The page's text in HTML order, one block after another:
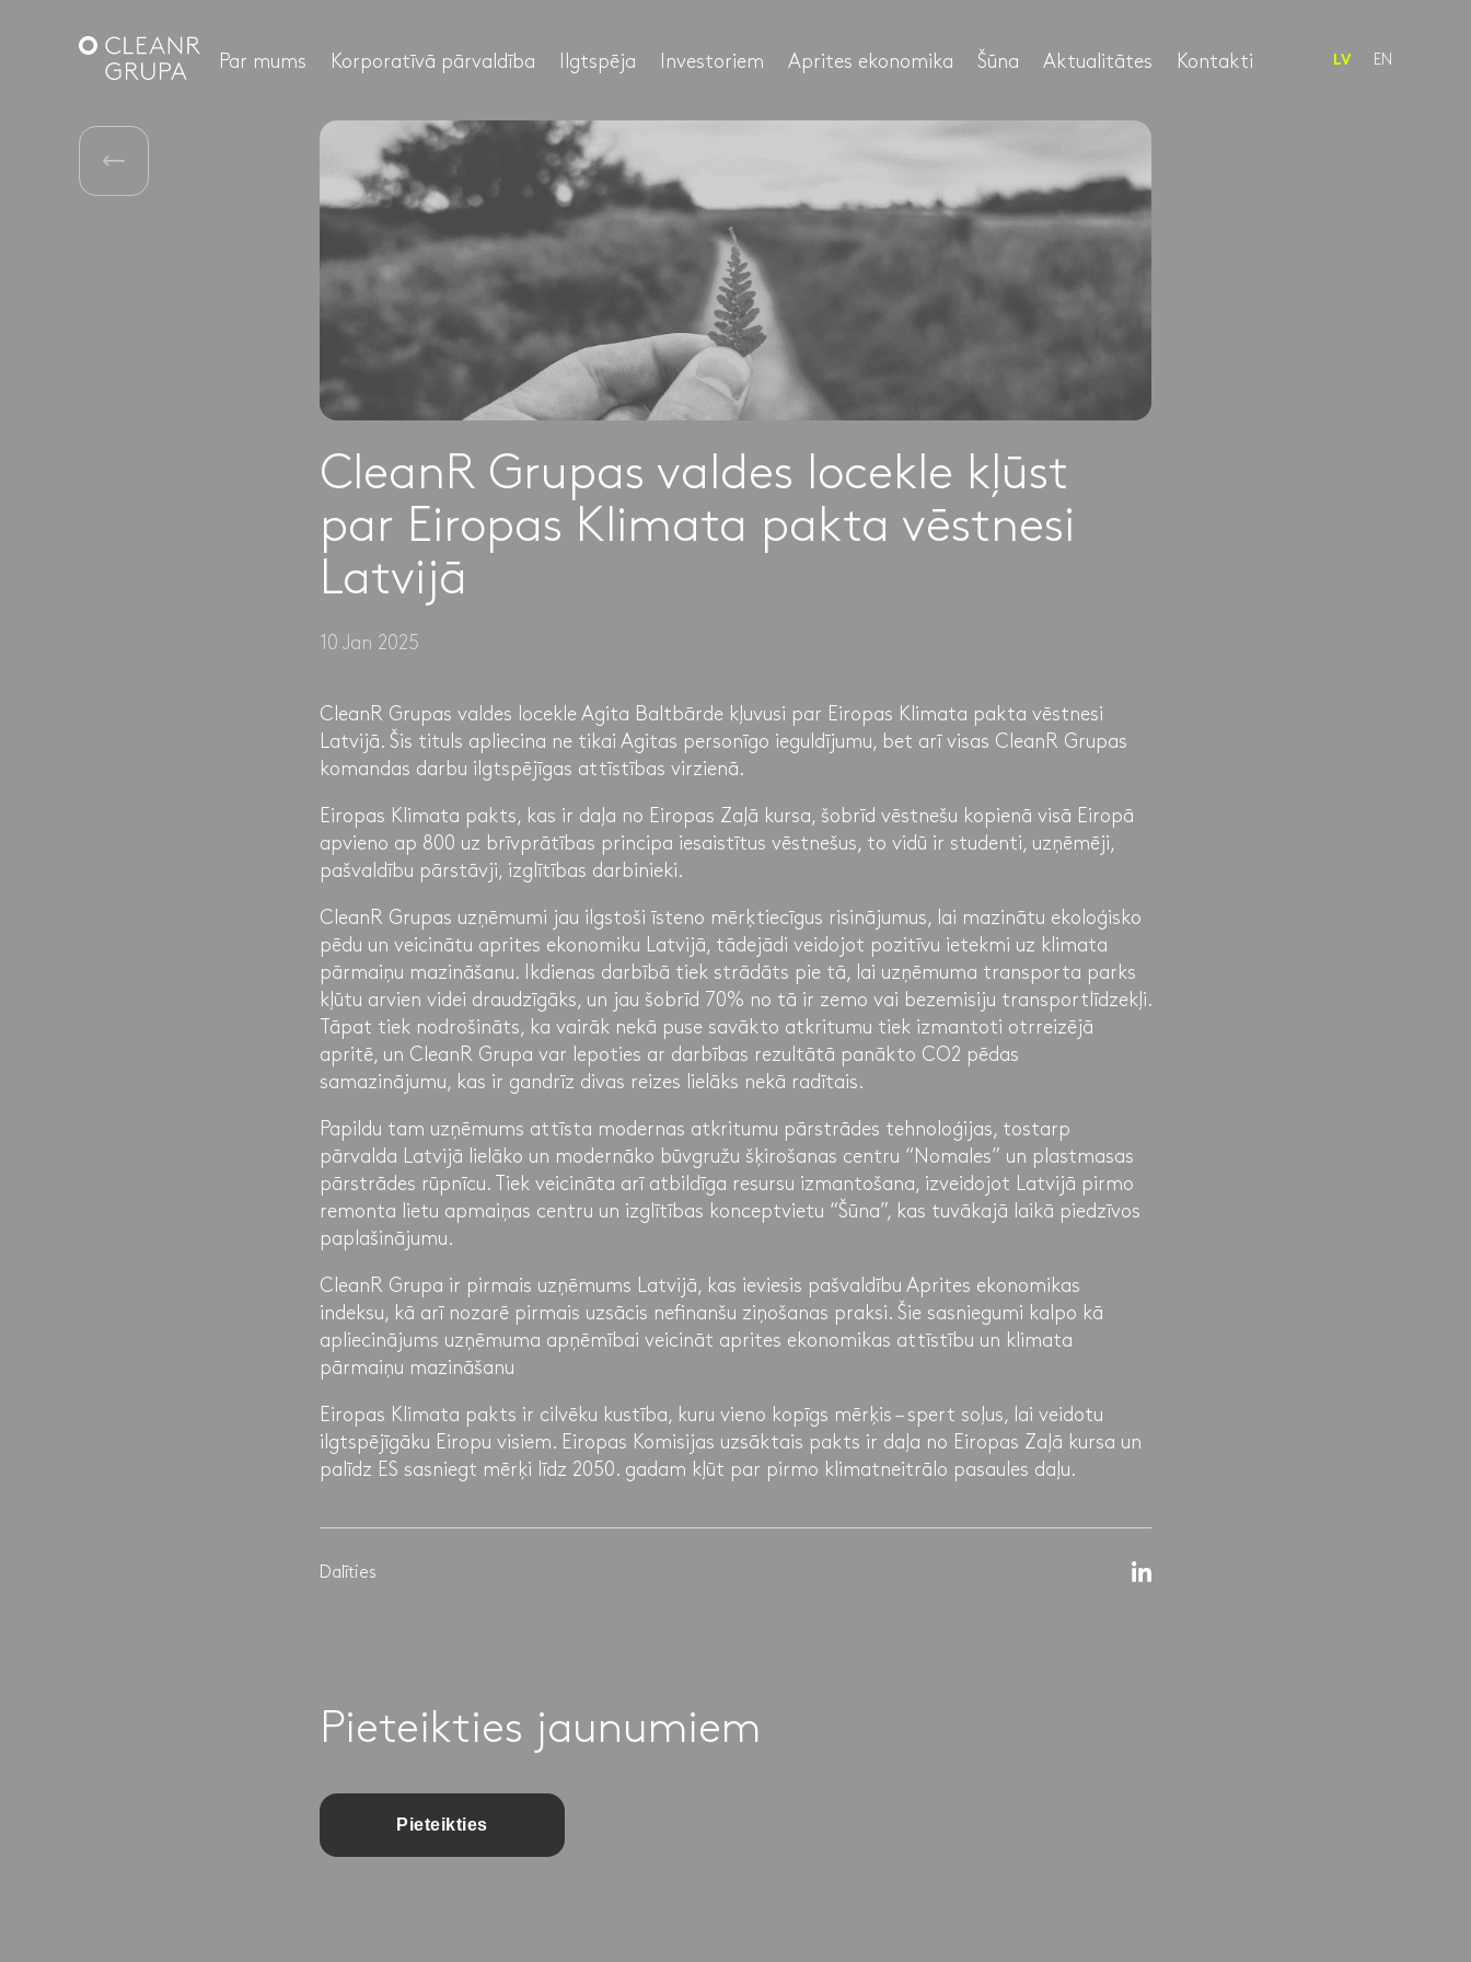
Par mums Korporatīvā pārvaldība Ilgtspēja Investoriem Aprites ekonomika Šūna Aktualitātes Kontakti LV EN
CleanR Grupas valdes locekle kļūst
par Eiropas Klimata pakta vēstnesi
Latvijā
10 Jan 2025
CleanR Grupas valdes locekle Agita Baltbārde kļuvusi par Eiropas Klimata pakta vēstnesi
Latvijā. Šis tituls apliecina ne tikai Agitas personīgo ieguldījumu, bet arī visas CleanR Grupas
komandas darbu ilgtspējīgas attīstības virzienā.
Eiropas Klimata pakts, kas ir daļa no Eiropas Zaļā kursa, šobrīd vēstnešu kopienā visā Eiropā
apvieno ap 800 uz brīvprātības principa iesaistītus vēstnešus, to vidū ir studenti, uzņēmēji,
pašvaldību pārstāvji, izglītības darbinieki.
CleanR Grupas uzņēmumi jau ilgstoši īsteno mērķtiecīgus risinājumus, lai mazinātu ekoloģisko
pēdu un veicinātu aprites ekonomiku Latvijā, tādejādi veidojot pozitīvu ietekmi uz klimata
pārmaiņu mazināšanu. Ikdienas darbībā tiek strādāts pie tā, lai uzņēmuma transporta parks
kļūtu arvien videi draudzīgāks, un jau šobrīd 70% no tā ir zemo vai bezemisiju transportlīdzekļi.
Tāpat tiek nodrošināts, ka vairāk nekā puse savākto atkritumu tiek izmantoti otrreizējā
apritē, un CleanR Grupa var lepoties ar darbības rezultātā panākto CO2 pēdas
samazinājumu, kas ir gandrīz divas reizes lielāks nekā radītais.
Papildu tam uzņēmums attīsta modernas atkritumu pārstrādes tehnoloģijas, tostarp
pārvalda Latvijā lielāko un modernāko būvgružu šķirošanas centru “Nomales” un plastmasas
pārstrādes rūpnīcu. Tiek veicināta arī atbildīga resursu izmantošana, izveidojot Latvijā pirmo
remonta lietu apmaiņas centru un izglītības konceptvietu “Šūna”, kas tuvākajā laikā piedzīvos
paplašinājumu.
CleanR Grupa ir pirmais uzņēmums Latvijā, kas ieviesis pašvaldību Aprites ekonomikas
indeksu, kā arī nozarē pirmais uzsācis nefinanšu ziņošanas praksi. Šie sasniegumi kalpo kā
apliecinājums uzņēmuma apņēmībai veicināt aprites ekonomikas attīstību un klimata
pārmaiņu mazināšanu
Eiropas Klimata pakts ir cilvēku kustība, kuru vieno kopīgs mērķis – spert soļus, lai veidotu
ilgtspējīgāku Eiropu visiem. Eiropas Komisijas uzsāktais pakts ir daļa no Eiropas Zaļā kursa un
palīdz ES sasniegt mērķi līdz 2050. gadam kļūt par pirmo klimatneitrālo pasaules daļu.
Dalīties
Pieteikties jaunumiem
Pieteikties